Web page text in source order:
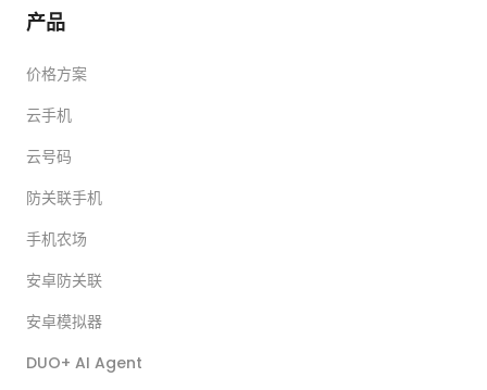
产品
价格方案
云手机
云号码
防关联手机
手机农场
安卓防关联
安卓模拟器
DUO+ AI Agent